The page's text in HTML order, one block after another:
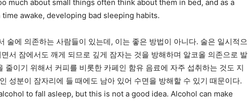
much about small things often think about them in bed, and as a
awake, developing bad sleeping habits.
술에 의존하는 사람들이 있는데, 이는 좋은 방법이 아니다. 술은 일시적으
서 잠에서도 깨게 되므로 깊게 잠자는 것을 방해하며 알코올 의존으로 발
줄이기 위해서 커피를 비롯한 카페인 함유 음료에 자주 섭취하는 것도 지
성분이 잠자리에 들 때에도 남아 있어 수면을 방해할 수 있기 때문이다.
to fall asleep, but this is not a good idea. Alcohol can make